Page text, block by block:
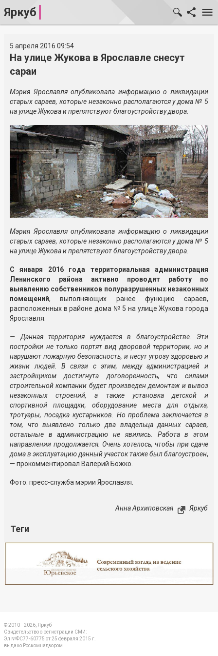
Яркуб
5 апреля 2016 09:54
На улице Жукова в Ярославле снесут
сараи
Мэрия Ярославля опубликовала информацию о ликвидации
старых сараев, которые незаконно располагаются у дома № 5
на улице Жукова и препятствуют благоустройству двора.
Мэрия Ярославля опубликовала информацию о ликвидации
старых сараев, которые незаконно располагаются у дома № 5
на улице Жукова и препятствуют благоустройству двора.
С января 2016 года территориальная администрация
Ленинского района активно проводит работу по
выявлению собственников полуразрушенных незаконных
помещений, выполняющих ранее функцию сараев,
расположенных в районе дома № 5 на улице Жукова города
Ярославля.
— Данная территория нуждается в благоустройстве. Эти
постройки не только портят вид дворовой территории, но и
нарушают пожарную безопасность, и несут угрозу здоровью и
жизни людей. В связи с этим, между администрацией и
застройщиком достигнута договоренность, что силами
строительной компании будет произведен демонтаж и вывоз
незаконных строений, а также установка детской и
спортивной площадки, оборудование места для отдыха,
тротуары, посадка кустарников. Но проблема заключается в
том, что выявлено только два владельца данных сараев,
остальные в администрацию не явились. Работа в этом
направлении продолжается. Очень хотелось, чтобы при сдаче
дома в эксплуатацию данный участок также был благоустроен,
— прокомментировал Валерий Божко.
Фото: пресс-служба мэрии Ярославля.
Анна Архиповская Яркуб
Теги
© 2010—2026, Яркуб
Свидетельство о регистрации СМИ:
Эл №ФС77-60775 от 25 февраля 2015 г.
выдано Роскомнадзором